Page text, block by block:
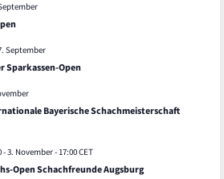
September
Sparkassen-Open
Bayerische Schachmeisterschaft
-3. November - 17:00CET
Open Schachfreunde Augsburg